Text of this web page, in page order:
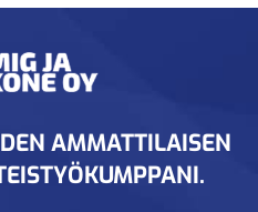
AMMATTILAISEN